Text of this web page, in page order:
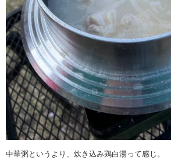
中華粥というより、炊き込み鶏白湯って感じ。